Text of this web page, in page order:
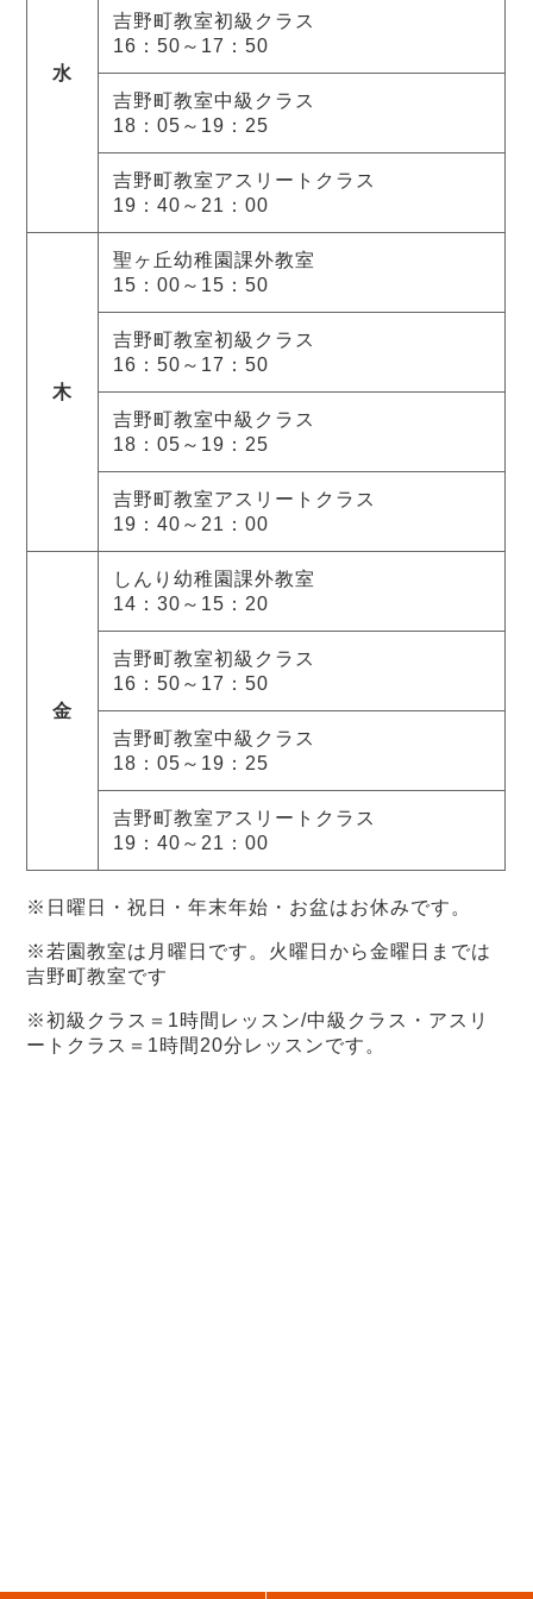
水
吉野町教室初級クラス
16：50～17：50
吉野町教室中級クラス
18：05～19：25
吉野町教室アスリートクラス
19：40～21：00
木
聖ヶ丘幼稚園課外教室
15：00～15：50
吉野町教室初級クラス
16：50～17：50
吉野町教室中級クラス
18：05～19：25
吉野町教室アスリートクラス
19：40～21：00
金
しんり幼稚園課外教室
14：30～15：20
吉野町教室初級クラス
16：50～17：50
吉野町教室中級クラス
18：05～19：25
吉野町教室アスリートクラス
19：40～21：00
※日曜日・祝日・年末年始・お盆はお休みです。
※若園教室は月曜日です。火曜日から金曜日までは
吉野町教室です
※初級クラス＝1時間レッスン/中級クラス・アスリ
ートクラス＝1時間20分レッスンです。